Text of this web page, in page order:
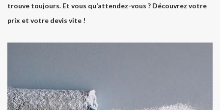
trouve toujours. Et vous qu’attendez-vous ? Découvrez votre
prix et votre devis vite !